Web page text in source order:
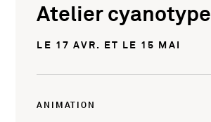
Atelier cyanotype
LE 17 AVR. ET LE 15 MAI
ANIMATION